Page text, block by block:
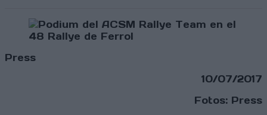
Press
10/07/2017
Fotos: Press